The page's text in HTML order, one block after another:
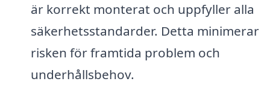
är korrekt monterat och uppfyller alla
säkerhetsstandarder. Detta minimerar
risken för framtida problem och
underhållsbehov.